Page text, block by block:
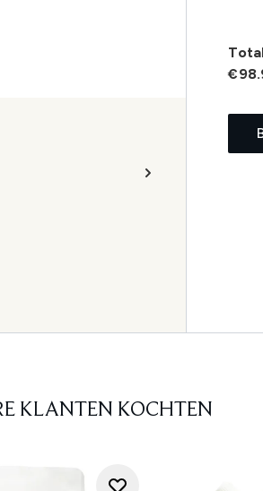
KLANTEN KOCHTEN